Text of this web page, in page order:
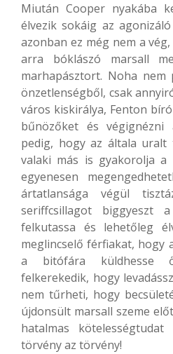
Miután Cooper nyakába
élvezik sokáig az
azonban ez még nem a
arra bóklászó marsall
marhapásztort. Noha nem
önzetlenségből, csak
város kiskirálya, Fenton
bűnözőket és végignézni
pedig, hogy az általa uralt
valaki más is gyakorolja a
egyenesen
ártatlansága végül
seriffcsillagot biggyeszt
felkutassa és lehetőleg
meglincselő férfiakat, hogy
a bitófára küldhesse
felkerekedik, hogy
nem tűrheti, hogy
újdonsült marsall szeme
hatalmas
törvény az törvény!